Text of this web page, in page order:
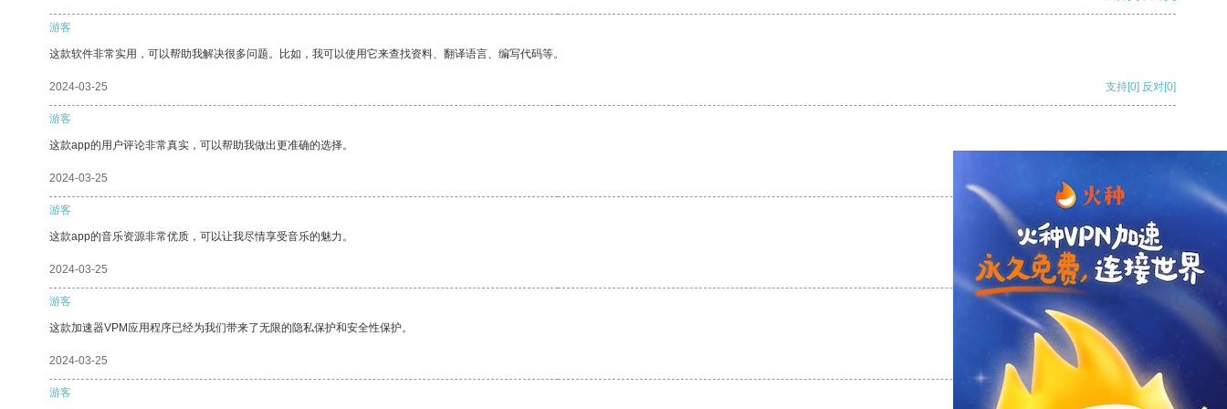
游客
这款软件非常实用，可以帮助我解决很多问题。比如，我可以使用它来查找资料、翻译语言、编写代码等。
2024-03-25 支持[0] 反对[0]
游客
这款app的用户评论非常真实，可以帮助我做出更准确的选择。
2024-03-25
游客
这款app的音乐资源非常优质，可以让我尽情享受音乐的魅力。
2024-03-25 支持 [0] 反对[0]
游客
这款加速器VPM应用程序已经为我们带来了无限的隐私保护和安全性保护。
2024-03-25 支持[0] 反对
游客